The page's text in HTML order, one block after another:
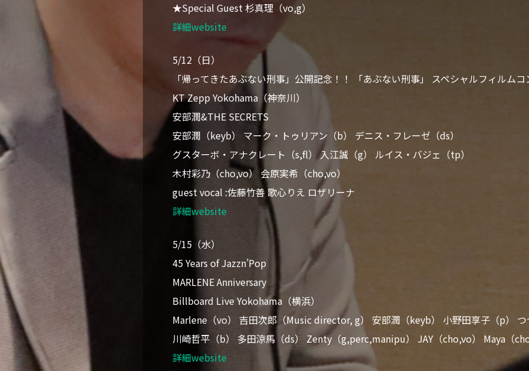
★Special Guest 杉真理（vo,g）
詳細website
5/12（日）
「帰ってきたあぶない刑事」公開記念！！ 「あぶない刑事」 スペシャルフィルム
KT Zepp Yokohama（神奈川）
安部潤&THE SECRETS
安部潤（keyb） マーク・トゥリアン（b） デニス・フレーゼ（ds）
グスターボ・アナクレート（s,fl） 入江誠（g） ルイス・バジェ（tp）
木村彩乃（cho,vo） 会原実希（cho,vo）
guest vocal :佐藤竹善 歌心りえ ロザリーナ
詳細website
5/15（水）
45 Years of Jazzn’Pop
MARLENE Anniversary
Billboard Live Yokohama（横浜）
Marlene（vo） 吉田次郎（Music director, g） 安部潤（keyb） 小野田享子（p）
川崎哲平（b） 多田涼馬（ds） Zenty（g,perc,manipu） JAY（cho,vo） Maya（
詳細website